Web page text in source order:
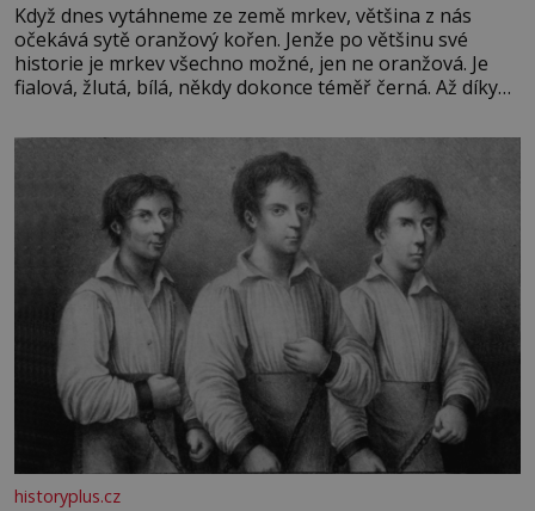
Když dnes vytáhneme ze země mrkev, většina z nás
očekává sytě oranžový kořen. Jenže po většinu své
historie je mrkev všechno možné, jen ne oranžová. Je
fialová, žlutá, bílá, někdy dokonce téměř černá. Až díky
bez které si českou zahradu ani nedokážeme představit.
historyplus.cz